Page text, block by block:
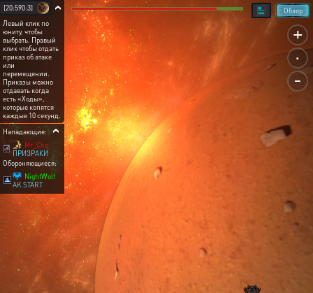
+
.
-
Обзор
[20:590:3]
Левый клик по
юниту, чтобы
выбрать. Правый
клик чтобы отдать
приказ об атаке
или
перемещении.
Приказы можно
отдавать когда
есть «Ходы»,
которые копятся
каждые 10 секунд.
Нападающие:
Mr_Cho
ПРИЗРАКИ
Обороняющиеся:
NightWolf
AK START